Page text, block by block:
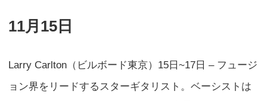
11月15日
Larry Carlton（ビルボード東京）15日~17日 – フュージ
ョン界をリードするスターギタリスト。ベーシストは